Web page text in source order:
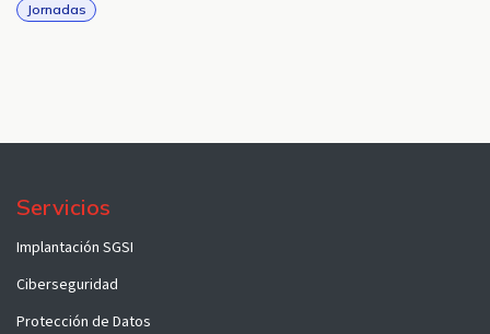
Jornadas
Servicios
Implantación SGSI
Ciberseguridad
Protección de Datos